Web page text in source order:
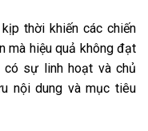
thời khiến các chiến
mà hiệu quả không đạt
sự linh hoạt và chủ
nội dung và mục tiêu